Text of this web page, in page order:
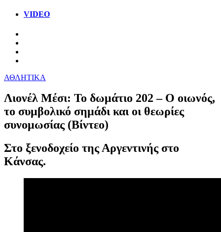
VIDEO
ΑΘΛΗΤΙΚΑ
Λιονέλ Μέσι: Το δωμάτιο 202 – Ο οιωνός,
το συμβολικό σημάδι και οι θεωρίες
συνομωσίας (Βίντεο)
Στο ξενοδοχείο της Αργεντινής στο
Κάνσας.